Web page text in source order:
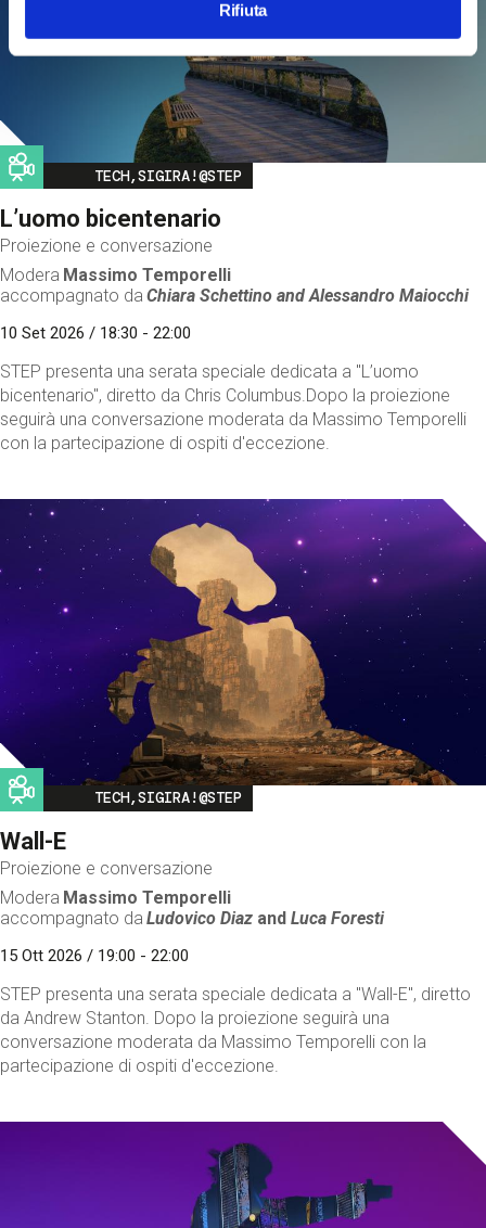
Rifiuta
Image
TECH,SIGIRA!@STEP
L’uomo bicentenario
Proiezione e conversazione
Modera Massimo Temporelli
accompagnato da Chiara Schettino andAlessandro Maiocchi
10 Set 2026 / 18:30 - 22:00
STEP presenta una serata speciale dedicata a "L’uomo
bicentenario", diretto da Chris Columbus.Dopo la proiezione
seguirà una conversazione moderata da Massimo Temporelli
con la partecipazione di ospiti d'eccezione.
Image
TECH,SIGIRA!@STEP
Wall-E
Proiezione e conversazione
Modera Massimo Temporelli
accompagnato da Ludovico Diaz andLuca Foresti
15 Ott 2026 / 19:00 - 22:00
STEP presenta una serata speciale dedicata a "Wall-E", diretto
da Andrew Stanton. Dopo la proiezione seguirà una
conversazione moderata da Massimo Temporelli con la
partecipazione di ospiti d'eccezione.